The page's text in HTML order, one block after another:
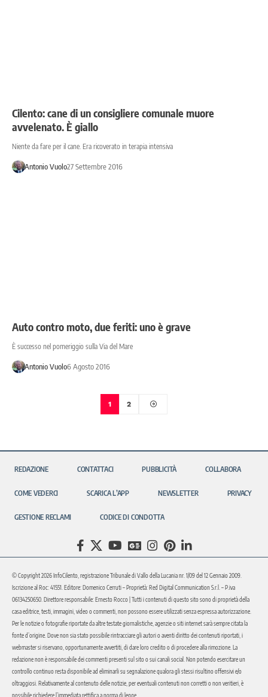
Cilento: cane di un consigliere comunale muore
avvelenato. È giallo
Niente da fare per il cane. Era ricoverato in terapia intensiva
Antonio Vuolo27 Settembre 2016
Auto contro moto, due feriti: uno è grave
È successo nel pomeriggio sulla Via del Mare
Antonio Vuolo6 Agosto 2016
1 2
REDAZIONE CONTATTACI PUBBLICITÀ COLLABORA
COME VEDERCI SCARICA L’APP NEWSLETTER PRIVACY
GESTIONE RECLAMI CODICE DI CONDOTTA
© Copyright 2026 InfoCilento, registrazione Tribunale di Vallo della Lucania nr. 1/09 del 12 Gennaio 2009.
Iscrizione al Roc: 41551. Editore: Domenico Cerruti – Proprietà: Red Digital Communication S.r.l. – P.iva
06134250650. Direttore responsabile: Ernesto Rocco | Tutti i contenuti di questo sito sono di proprietà della
casa editrice, testi, immagini, video o commenti, non possono essere utilizzati senza espressa autorizzazione.
Per le notizie o fotografie riportate da altre testate giornalistiche, agenzie o siti internet sarà sempre citata la
fonte d’origine. Dove non sia stato possibile rintracciare gli autori o aventi diritto dei contenuti riportati, i
webmaster si riservano, opportunamente avvertiti, di dare loro credito o di procedere alla rimozione. La
redazione non è responsabile dei commenti presenti sul sito o sui canali social. Non potendo esercitare un
controllo continuo resta disponibile ad eliminarli su segnalazione qualora gli stessi risultino offensivi e/o
oltraggiosi. Relativamente al contenuto delle notizie, per eventuali contenuti non corretti o non veritieri, è
possibile richiedere l’immediata rettifica a norma di legge.